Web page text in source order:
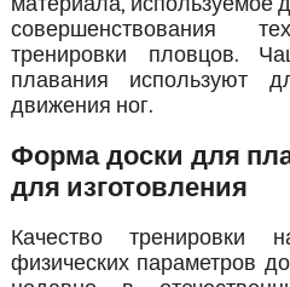
совершенствования
тренировки пловцов.
плавания используют
движения ног.
Форма доски для
для изготовления
Качество тренировки
физических параметров